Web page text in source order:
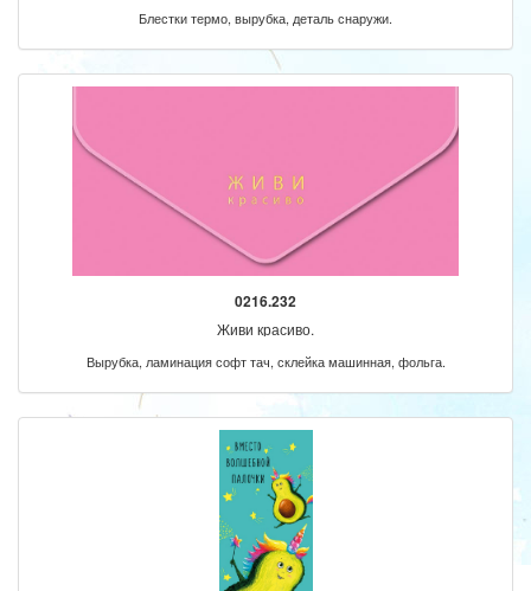
Блестки термо, вырубка, деталь снаружи.
0216.232
Живи красиво.
Вырубка, ламинация софт тач, склейка машинная, фольга.